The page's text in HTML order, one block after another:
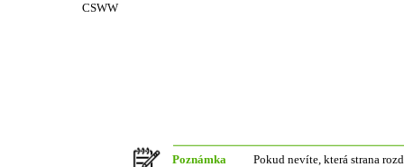
CSWW
Poznámka Pokud nevíte, která strana